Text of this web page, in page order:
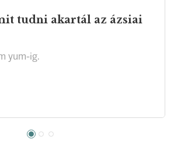
tudni akartál az ázsiai
yum-ig.